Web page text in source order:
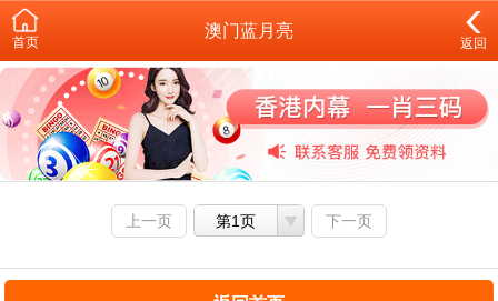
首页
澳门蓝月亮
返回
上一页 第1页 下一页